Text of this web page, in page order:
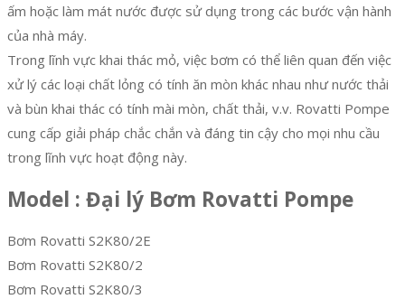
ấm hoặc làm mát nước được sử dụng trong các bước vận hành
của nhà máy.
Trong lĩnh vực khai thác mỏ, việc bơm có thể liên quan đến việc
xử lý các loại chất lỏng có tính ăn mòn khác nhau như nước thải
và bùn khai thác có tính mài mòn, chất thải, v.v. Rovatti Pompe
cung cấp giải pháp chắc chắn và đáng tin cậy cho mọi nhu cầu
trong lĩnh vực hoạt động này.
Model : Đại lý Bơm Rovatti Pompe
Bơm Rovatti S2K80/2E
Bơm Rovatti S2K80/2
Bơm Rovatti S2K80/3